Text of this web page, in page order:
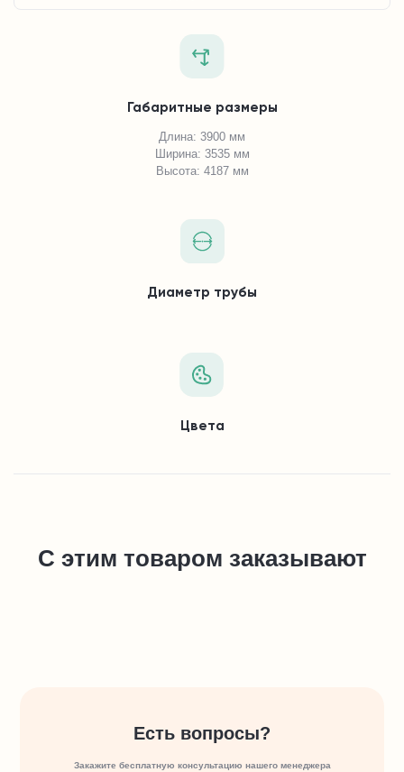
Габаритные размеры
Длина: 3900 мм
Ширина: 3535 мм
Высота: 4187 мм
Диаметр трубы
Цвета
С этим товаром заказывают
Есть вопросы?
Закажите бесплатную консультацию нашего менеджера